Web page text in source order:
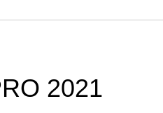
2021